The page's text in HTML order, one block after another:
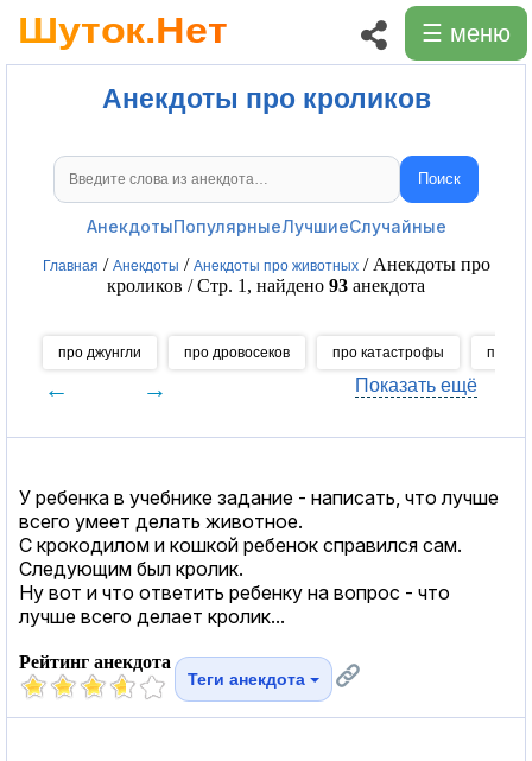
☰ меню
Анекдоты про кроликов
Поиск анекдотов Поиск
АнекдотыПопулярныеЛучшиеСлучайные
Главная / Анекдоты / Анекдоты про животных/ Анекдоты про
кроликов / Стр. 1, найдено 93 анекдота
про джунгли про дровосеков про катастрофы про
← → Показать ещё
У ребенка в учебнике задание - написать, что лучше
всего умеет делать животное.
С крокодилом и кошкой ребенок справился сам.
Следующим был кролик.
Ну вот и что ответить ребенку на вопрос - что
лучше всего делает кролик...
Рейтинг анекдота
Теги анекдота